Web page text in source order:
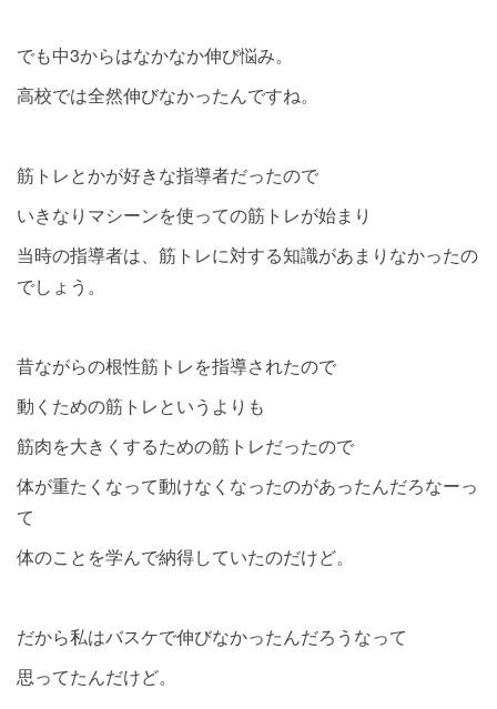
でも中3からはなかなか伸び悩み。
高校では全然伸びなかったんですね。
筋トレとかが好きな指導者だったので
いきなりマシーンを使っての筋トレが始まり
当時の指導者は、筋トレに対する知識があまりなかったの
でしょう。
昔ながらの根性筋トレを指導されたので
動くための筋トレというよりも
筋肉を大きくするための筋トレだったので
体が重たくなって動けなくなったのがあったんだろなーっ
て
体のことを学んで納得していたのだけど。
だから私はバスケで伸びなかったんだろうなって
思ってたんだけど。